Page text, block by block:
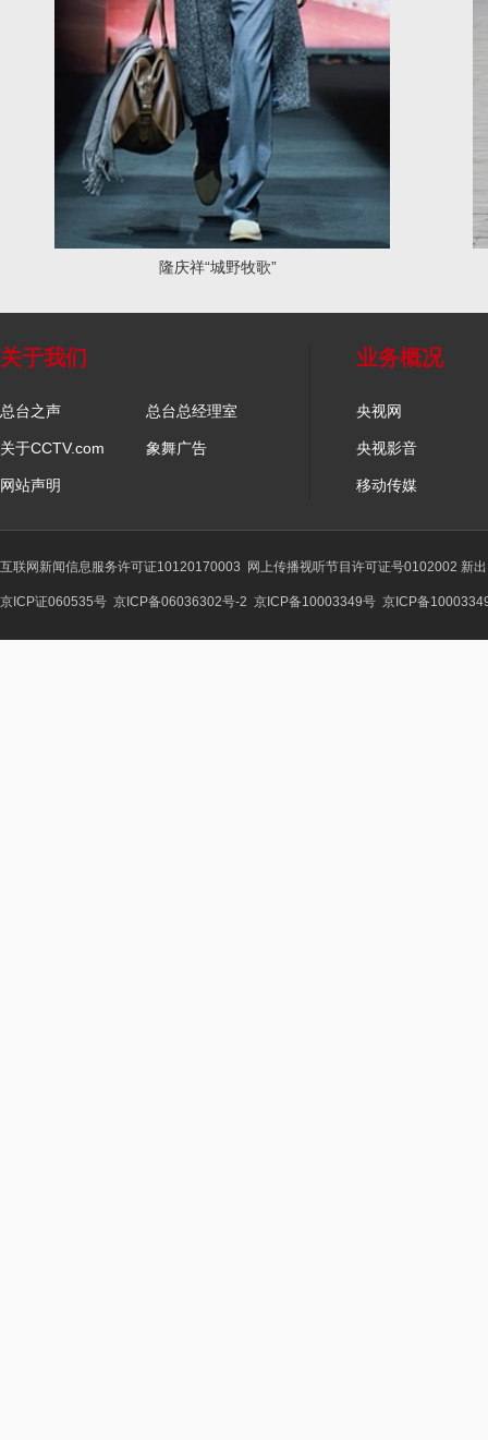
隆庆祥“城野牧歌”
关于我们
总台之声 总台总经理室
关于CCTV.com 象舞广告
网站声明
业务概况
央视网
央视影音
移动传媒
互联网新闻信息服务许可证10120170003 网上传播视听节目许可证号0102002 新
京ICP证060535号 京ICP备06036302号-2 京ICP备10003349号 京ICP备